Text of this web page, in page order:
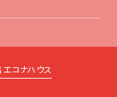
コナハウス